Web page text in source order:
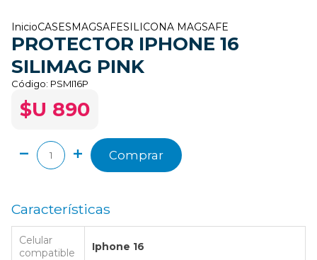
InicioCASES MAGSAFESILICONA MAGSAFE
PROTECTOR IPHONE 16
SILIMAG PINK
Código: PSMI16P
$U 890
Comprar
Características
Celular
compatible
Iphone 16